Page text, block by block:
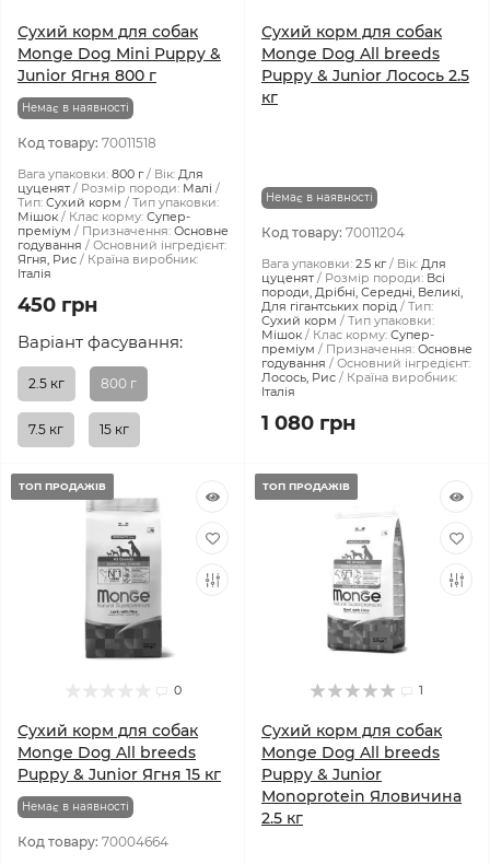
Сухий корм для собак
Monge Dog Mini Puppy &
Junior Ягня 800 г
Немає в наявності
Код товару: 70011518
Вага упаковки: 800 г Вік: Для
цуценят
Розмір породи: Малі
Тип: Сухий корм
Тип упаковки:
Мішок
Клас корму: Супер-
преміум
Призначення: Основне
годування
Основний інгредієнт:
Ягня, Рис
Країна виробник:
Італія
450 грн
Варіант фасування:
2.5 кг 800 г
7.5 кг 15 кг
Сухий корм для собак
Monge Dog All breeds
Puppy & Junior Лосось 2.5
кг
Немає в наявності
Код товару: 70011204
Вага упаковки: 2.5 кг Вік: Для
цуценят
Розмір породи: Всі
породи, Дрібні, Середні, Великі,
Для гігантських порід
Тип:
Сухий корм
Тип упаковки:
Мішок
Клас корму: Супер-
преміум
Призначення: Основне
годування
Основний інгредієнт:
Лосось, Рис
Країна виробник:
Італія
1 080 грн
ТОП ПРОДАЖІВ
0
Сухий корм для собак
Monge Dog All breeds
Puppy & Junior Ягня 15 кг
Немає в наявності
Код товару: 70004664
ТОП ПРОДАЖІВ
1
Сухий корм для собак
Monge Dog All breeds
Puppy & Junior
Monoprotein Яловичина
2.5 кг